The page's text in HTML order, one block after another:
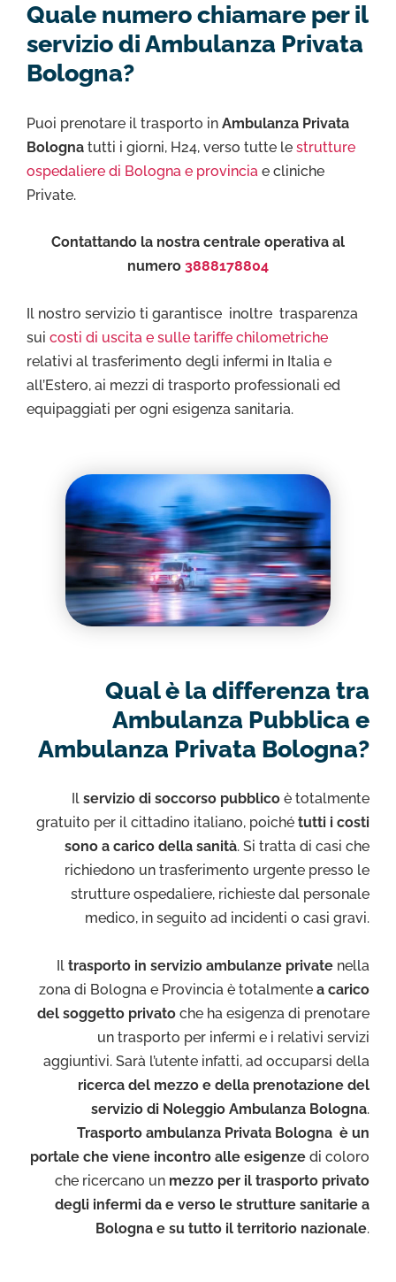
Quale numero chiamare per il
servizio di Ambulanza Privata
Bologna?
Puoi prenotare il trasporto in Ambulanza Privata
Bologna tutti i giorni, H24, verso tutte le strutture
ospedaliere di Bologna e provincia e cliniche
Private.
Contattando la nostra centrale operativa al
numero 3888178804
Il nostro servizio ti garantisce inoltre trasparenza
sui costi di uscita e sulle tariffe chilometriche
relativi al trasferimento degli infermi in Italia e
all’Estero, ai mezzi di trasporto professionali ed
equipaggiati per ogni esigenza sanitaria.
Qual è la differenza tra
Ambulanza Pubblica e
Ambulanza Privata Bologna?
Il servizio di soccorso pubblico è totalmente
gratuito per il cittadino italiano, poiché tutti i costi
sono a carico della sanità. Si tratta di casi che
richiedono un trasferimento urgente presso le
strutture ospedaliere, richieste dal personale
medico, in seguito ad incidenti o casi gravi.
Il trasporto in servizio ambulanze private nella
zona di Bologna e Provincia è totalmente a carico
del soggetto privato che ha esigenza di prenotare
un trasporto per infermi e i relativi servizi
aggiuntivi. Sarà l’utente infatti, ad occuparsi della
ricerca del mezzo e della prenotazione del
servizio di Noleggio Ambulanza Bologna.
Trasporto ambulanza Privata Bologna è un
portale che viene incontro alle esigenze di coloro
che ricercano un mezzo per il trasporto privato
degli infermi da e verso le strutture sanitarie a
Bologna e su tutto il territorio nazionale.